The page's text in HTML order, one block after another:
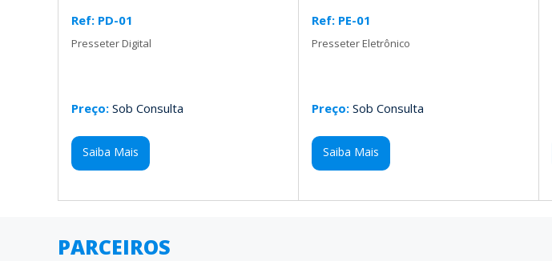
Ref: PD-01
Presseter Digital
Preço: Sob Consulta
Saiba Mais
Ref: PE-01
Presseter Eletrônico
Preço: Sob Consulta
Saiba Mais
PARCEIROS